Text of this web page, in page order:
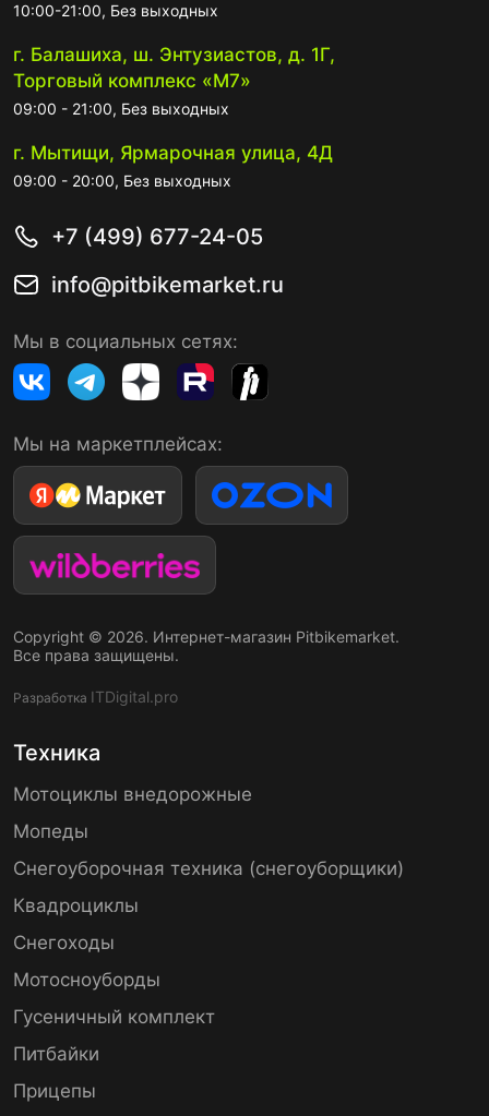
10:00-21:00, Без выходных
г. Балашиха, ш. Энтузиастов, д. 1Г,
Торговый комплекс «М7»
09:00 - 21:00, Без выходных
г. Мытищи, Ярмарочная улица, 4Д
09:00 - 20:00, Без выходных
+7 (499) 677-24-05
info@pitbikemarket.ru
Мы в социальных сетях:
Мы на маркетплейсах:
Copyright © 2026. Интернет-магазин Pitbikemarket.
Все права защищены.
Разработка ITDigital.pro
Техника
Мотоциклы внедорожные
Мопеды
Снегоуборочная техника (снегоуборщики)
Квадроциклы
Снегоходы
Мотосноуборды
Гусеничный комплект
Питбайки
Прицепы